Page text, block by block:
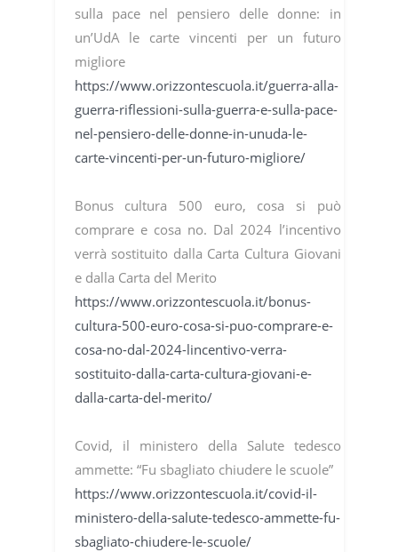
sulla pace nel pensiero delle donne: in
un’UdA le carte vincenti per un futuro
migliore
https://www.orizzontescuola.it/guerra-alla-
guerra-riflessioni-sulla-guerra-e-sulla-pace-
nel-pensiero-delle-donne-in-unuda-le-
carte-vincenti-per-un-futuro-migliore/
Bonus cultura 500 euro, cosa si può
comprare e cosa no. Dal 2024 l’incentivo
verrà sostituito dalla Carta Cultura Giovani
e dalla Carta del Merito
https://www.orizzontescuola.it/bonus-
cultura-500-euro-cosa-si-puo-comprare-e-
cosa-no-dal-2024-lincentivo-verra-
sostituito-dalla-carta-cultura-giovani-e-
dalla-carta-del-merito/
Covid, il ministero della Salute tedesco
ammette: “Fu sbagliato chiudere le scuole”
https://www.orizzontescuola.it/covid-il-
ministero-della-salute-tedesco-ammette-fu-
sbagliato-chiudere-le-scuole/